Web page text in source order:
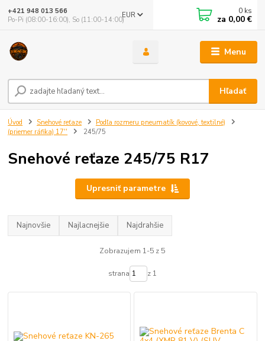
Menu
EUR
Hľadať
+421 948 013 566
Po-Pi (08:00-16:00), So (11:00-14:00)
0 ks
za 0,00 €
Úvod Snehové reťaze
Podľa rozmeru pneumatík (kovové, textilné)
(priemer ráfika) 17''
245/75
Snehové reťaze 245/75 R17
Upresniť parametre
Najnovšie Najlacnejšie Najdrahšie
Zobrazujem 1-5 z 5
strana z 1